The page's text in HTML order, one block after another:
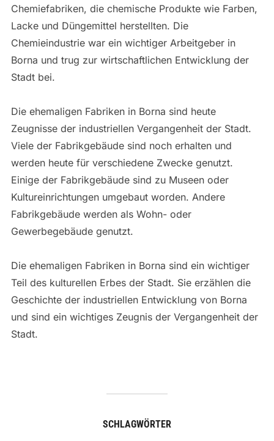
Chemiefabriken, die chemische Produkte wie Farben,
Lacke und Düngemittel herstellten. Die
Chemieindustrie war ein wichtiger Arbeitgeber in
Borna und trug zur wirtschaftlichen Entwicklung der
Stadt bei.
Die ehemaligen Fabriken in Borna sind heute
Zeugnisse der industriellen Vergangenheit der Stadt.
Viele der Fabrikgebäude sind noch erhalten und
werden heute für verschiedene Zwecke genutzt.
Einige der Fabrikgebäude sind zu Museen oder
Kultureinrichtungen umgebaut worden. Andere
Fabrikgebäude werden als Wohn- oder
Gewerbegebäude genutzt.
Die ehemaligen Fabriken in Borna sind ein wichtiger
Teil des kulturellen Erbes der Stadt. Sie erzählen die
Geschichte der industriellen Entwicklung von Borna
und sind ein wichtiges Zeugnis der Vergangenheit der
Stadt.
SCHLAGWÖRTER